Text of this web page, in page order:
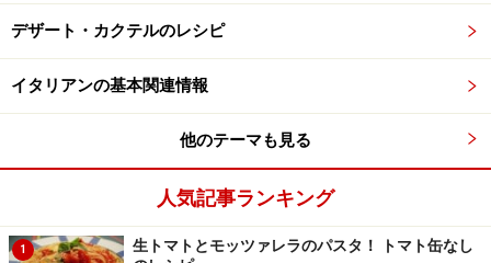
非常に甘いお菓子ですが、これが苦いエスプレッソとの
子です。
トローネをネットで♪
イタリアでは、こういった冬のお菓子をずっと食べてい
るわけではありません。ちょっと知恵を働かせて、この
お菓子をより美味しく食べるワザがあります。こうして
冬シーズン、たくさん頂いたパネットーネやパンドー
デザート・カクテルのレシピ
イタリアンの基本関連情報
他のテーマも見る
人気記事ランキング
1
生トマトとモッツァレラのパスタ！ トマト缶なし